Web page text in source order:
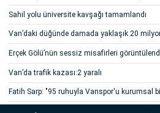
Sahil yolu üniversite kavşağı tamamlandı
Van’daki düğünde damada yaklaşık 20
Erçek Gölü’nün sessiz misafirleri
Van’da trafik kazası:2 yaralı
Fatih Sarp: "95 ruhuyla Vanspor'u kurumsal